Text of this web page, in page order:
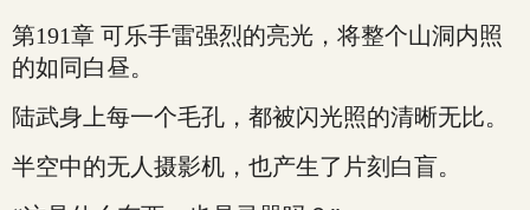
第191章 可乐手雷强烈的亮光，将整个山洞内照
的如同白昼。
陆武身上每一个毛孔，都被闪光照的清晰无比。
半空中的无人摄影机，也产生了片刻白盲。